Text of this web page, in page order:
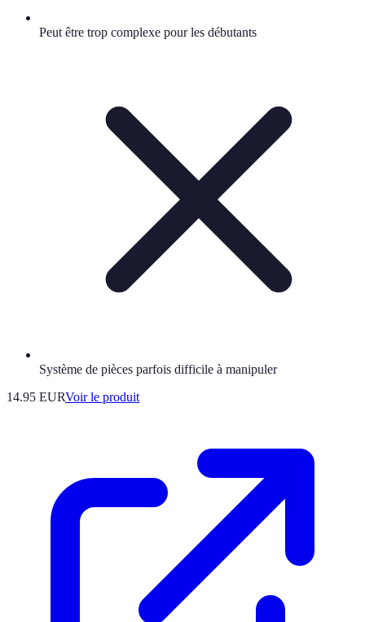
Peut être trop complexe pour les débutants
Système de pièces parfois difficile à manipuler
14.95 EURVoir le produit